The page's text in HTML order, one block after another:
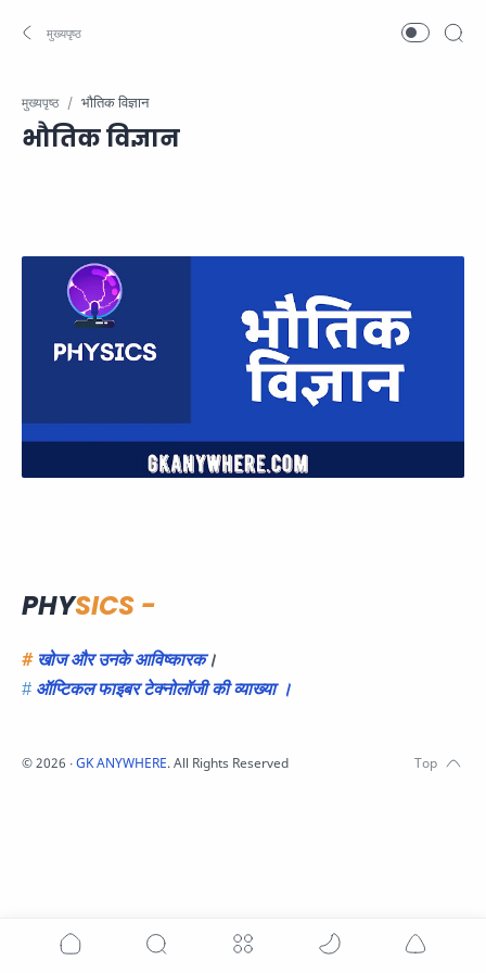
मुख्यपृष्ठ
भौतिक विज्ञान
PHYSICS -
# खोज और उनके आविष्कारक।
# ऑप्टिकल फाइबर टेक्नोलॉजी की व्याख्या ।
©2026 ‧GK ANYWHERE. All Rights Reserved